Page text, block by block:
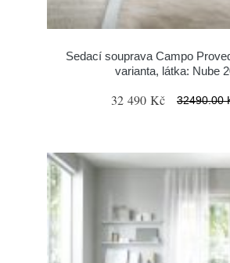
Sedací souprava Campo
varianta, látka: Nube
32 490 Kč 32490.00